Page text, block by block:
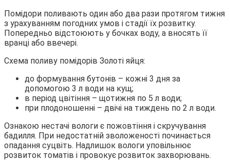
Помідори поливають один або два рази протягом тижня
з урахуванням погодних умов і стадії їх розвитку.
Попередньо відстоюють у бочках воду, а вносять її
вранці або ввечері.
Схема поливу помідорів Золоті яйця:
до формування бутонів – кожні 3 дня за
допомогою 3 л води на кущ;
в період цвітіння – щотижня по 5 л води;
при плодоношенні – двічі на тиждень по 2 л води.
Ознакою нестачі вологи є пожовтіння і скручування
бадилля. При недостатній зволоженості починається
опадання суцвіть. Надлишок вологи уповільнює
розвиток томатів і провокує розвиток захворювань.